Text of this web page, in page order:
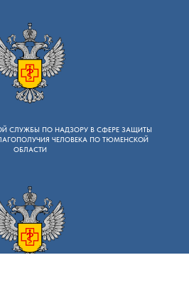
СЛУЖБЫ ПО НАДЗОРУ B СФЕРЕ ЗАЩИТЫ
ЧЕЛОВЕКА ПО ТЮМЕНСКОЙ
ОБЛАСТИ